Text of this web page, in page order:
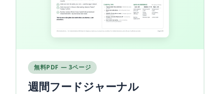
無料PDF — 3ページ
週間フードジャーナル